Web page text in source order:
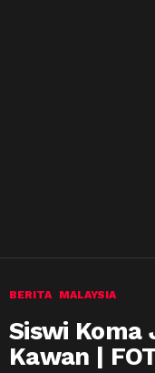
BERITA MALAYSIA
Siswi Koma
Kawan |